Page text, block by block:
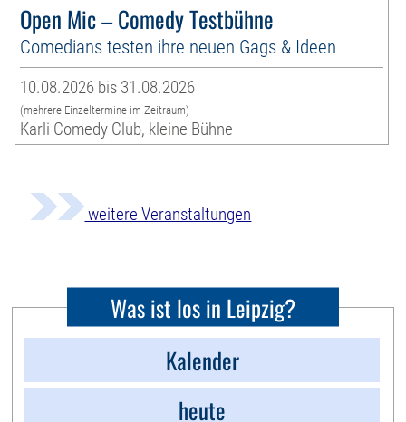
Open Mic – Comedy Testbühne
Comedians testen ihre neuen Gags & Ideen
10.08.2026 bis 31.08.2026
(mehrere Einzeltermine im Zeitraum)
Karli Comedy Club, kleine Bühne
weitere Veranstaltungen
Was ist los in Leipzig?
Kalender
heute